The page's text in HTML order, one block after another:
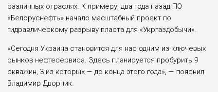
различных отраслях. К примеру, два года назад ПО
«Белоруснефть» начало масштабный проект по
гидравлическому разрыву пласта для «Укргаздобычи».
«Сегодня Украина становится для нас одним из ключевых
рынков нефтесервиса. Здесь планируется пробурить 9
скважин, 3 из которых — до конца этого года», — пояснил
Владимир Дворник.